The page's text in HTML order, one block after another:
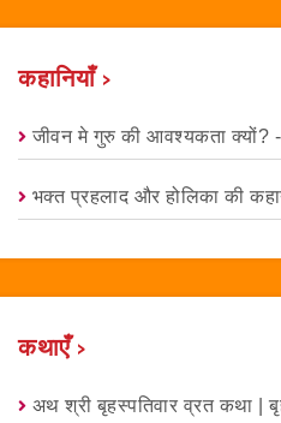
कहानियाँ ›
जीवन मे गुरु की आवश्यकता क्यों?
भक्त प्रहलाद और होलिका की
कथाएँ ›
अथ श्री बृहस्पतिवार व्रत कथा |